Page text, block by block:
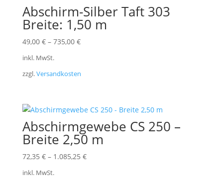
Abschirm-Silber Taft 303
Breite: 1,50 m
49,00 €– 735,00 €
inkl. MwSt.
zzgl.Versandkosten
Abschirmgewebe CS 250 –
Breite 2,50 m
72,35 €– 1.085,25 €
inkl. MwSt.